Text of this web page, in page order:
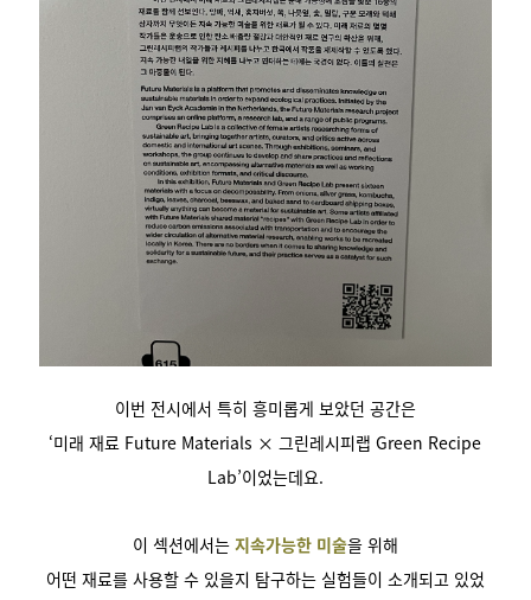
이번 전시에서 특히 흥미롭게 보았던 공간은
‘미래 재료 Future Materials × 그린레시피랩 Green Recipe
Lab’이었는데요.
이 섹션에서는 지속가능한 미술을 위해
어떤 재료를 사용할 수 있을지 탐구하는 실험들이 소개되고 있었